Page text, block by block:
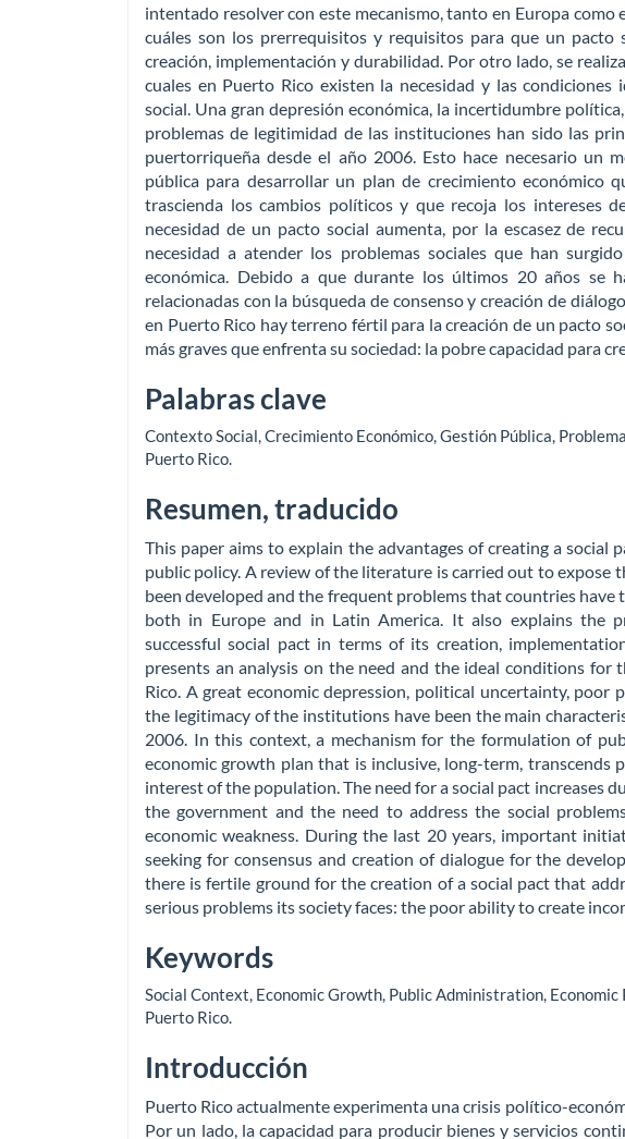
intentado resolver con este mecanismo, tanto en Europa como
cuáles son los prerrequisitos y requisitos para que un pacto
creación, implementación y durabilidad. Por otro lado, se
cuales en Puerto Rico existen la necesidad y las
social. Una gran depresión económica, la incertidumbre
problemas de legitimidad de las instituciones han sido las
puertorriqueña desde el año 2006. Esto hace necesario un
pública para desarrollar un plan de crecimiento económico
trascienda los cambios políticos y que recoja los intereses
necesidad de un pacto social aumenta, por la escasez de
necesidad a atender los problemas sociales que han
económica. Debido a que durante los últimos 20 años se
relacionadas con la búsqueda de consenso y creación de
en Puerto Rico hay terreno fértil para la creación de un pacto
más graves que enfrenta su sociedad: la pobre capacidad para
Palabras clave
Contexto Social,Crecimiento Económico,Gestión Pública,
Puerto Rico.
Resumen, traducido
This paper aims to explain the advantages of creating a social
public policy. A review of the literature is carried out to expose
been developed and the frequent problems that countries
both in Europe and in Latin America. It also explains the
successful social pact in terms of its creation,
presents an analysis on the need and the ideal conditions for
Rico. A great economic depression, political uncertainty, poor
the legitimacy of the institutions have been the main
2006. In this context, a mechanism for the formulation of
economic growth plan that is inclusive, long-term, transcends
interest of the population. The need for a social pact increases
the government and the need to address the social
economic weakness. During the last 20 years, important
seeking for consensus and creation of dialogue for the
there is fertile ground for the creation of a social pact that
serious problems its society faces: the poor ability to create
Keywords
Social Context, Economic Growth, Public Administration, Economic
Puerto Rico.
Introducción
Puerto Rico actualmente experimenta una crisis político-
Por un lado, la capacidad para producir bienes y servicios